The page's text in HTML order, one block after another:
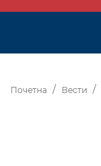
Почетна Вести